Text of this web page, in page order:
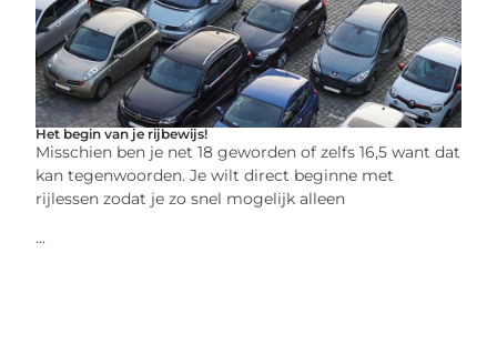
Het begin van je rijbewijs!
Misschien ben je net 18 geworden of zelfs 16,5 want dat
kan tegenwoorden. Je wilt direct beginne met
rijlessen zodat je zo snel mogelijk alleen
...